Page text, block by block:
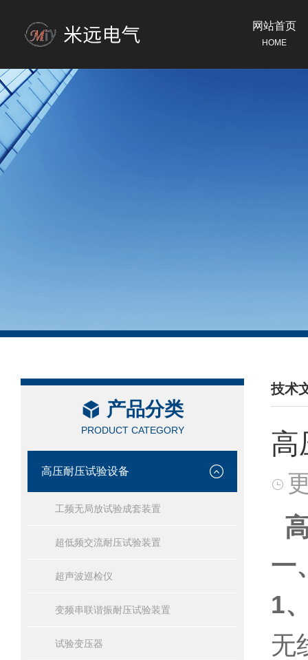
网站首页
HOME
产品分类
PRODUCT CATEGORY
高压耐压试验设备
工频无局放试验成套装置
超低频交流耐压试验装置
超声波巡检仪
变频串联谐振耐压试验装置
试验变压器
技术
/
高
一
1
无